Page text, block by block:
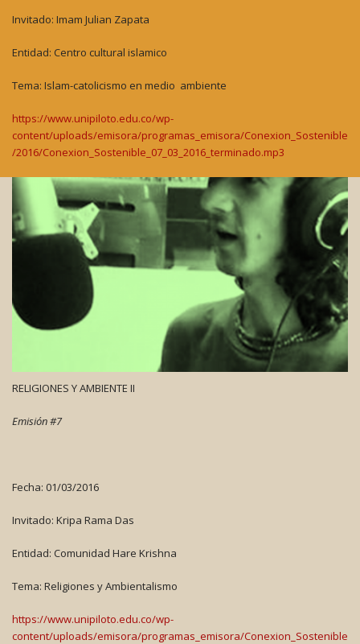
Invitado: Imam Julian Zapata
Entidad: Centro cultural islamico
Tema: Islam-catolicismo en medio ambiente
https://www.unipiloto.edu.co/wp-
content/uploads/emisora/programas_emisora/Conexion_Sostenible
/2016/Conexion_Sostenible_07_03_2016_terminado.mp3
RELIGIONES Y AMBIENTE II
Emisión #7
Fecha: 01/03/2016
Invitado: Kripa Rama Das
Entidad: Comunidad Hare Krishna
Tema: Religiones y Ambientalismo
https://www.unipiloto.edu.co/wp-
content/uploads/emisora/programas_emisora/Conexion_Sostenible